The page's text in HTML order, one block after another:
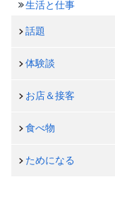
生活と仕事
話題
体験談
お店＆接客
食べ物
ためになる